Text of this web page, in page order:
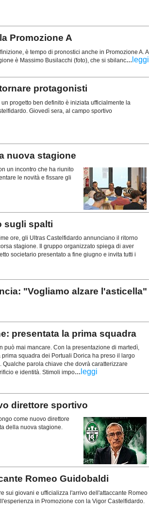
Promozione A
è tempo di pronostici anche in Promozione A. A
è Massimo Busilacchi (foto), che si sbilanc... leggi
protagonisti
progetto ben definito è iniziata ufficialmente la
Giovedì sera, al campo sportivo
nuova stagione
un incontro che ha riunito
le novità e fissare gli
sugli spalti
ore, gli Ultras Castelfidardo annunciano il ritorno
stagione. Il gruppo organizzato spiega di aver
societario presentato a fine giugno e invita tutti i
"Vogliamo alzare l'asticella"
presentata la prima squadra
può mai mancare. Con la presentazione di martedì,
squadra dei Portuali Dorica ha preso il largo
parola chiave che dovrà caratterizzare
e identità. Stimoli impo... leggi
direttore sportivo
come nuovo direttore
della nuova stagione.
Romeo Guidobaldi
sui giovani e ufficializza l'arrivo dell'attaccante Romeo
in Promozione con la Vigor Castelfidardo.